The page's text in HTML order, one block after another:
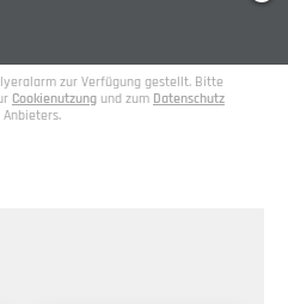
zur Verfügung gestellt. Bitte
Cookienutzung und zum Datenschutz
Anbieters.